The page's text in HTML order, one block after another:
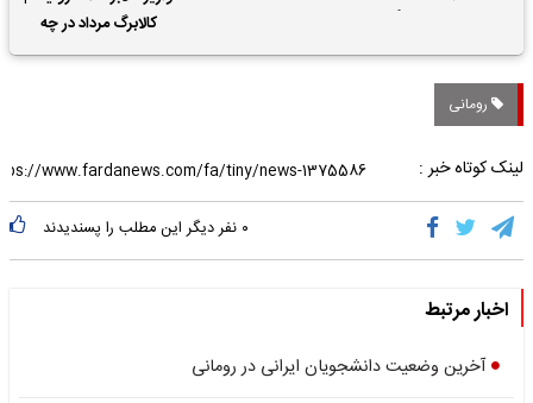
کالابرگ مرداد در چه
تاریخی واریز خواهد شد؟
رومانی
لینک کوتاه خبر :
۰ نفر دیگر این مطلب را پسندیدند
اخبار مرتبط
آخرین وضعیت دانشجویان ایرانی در رومانی